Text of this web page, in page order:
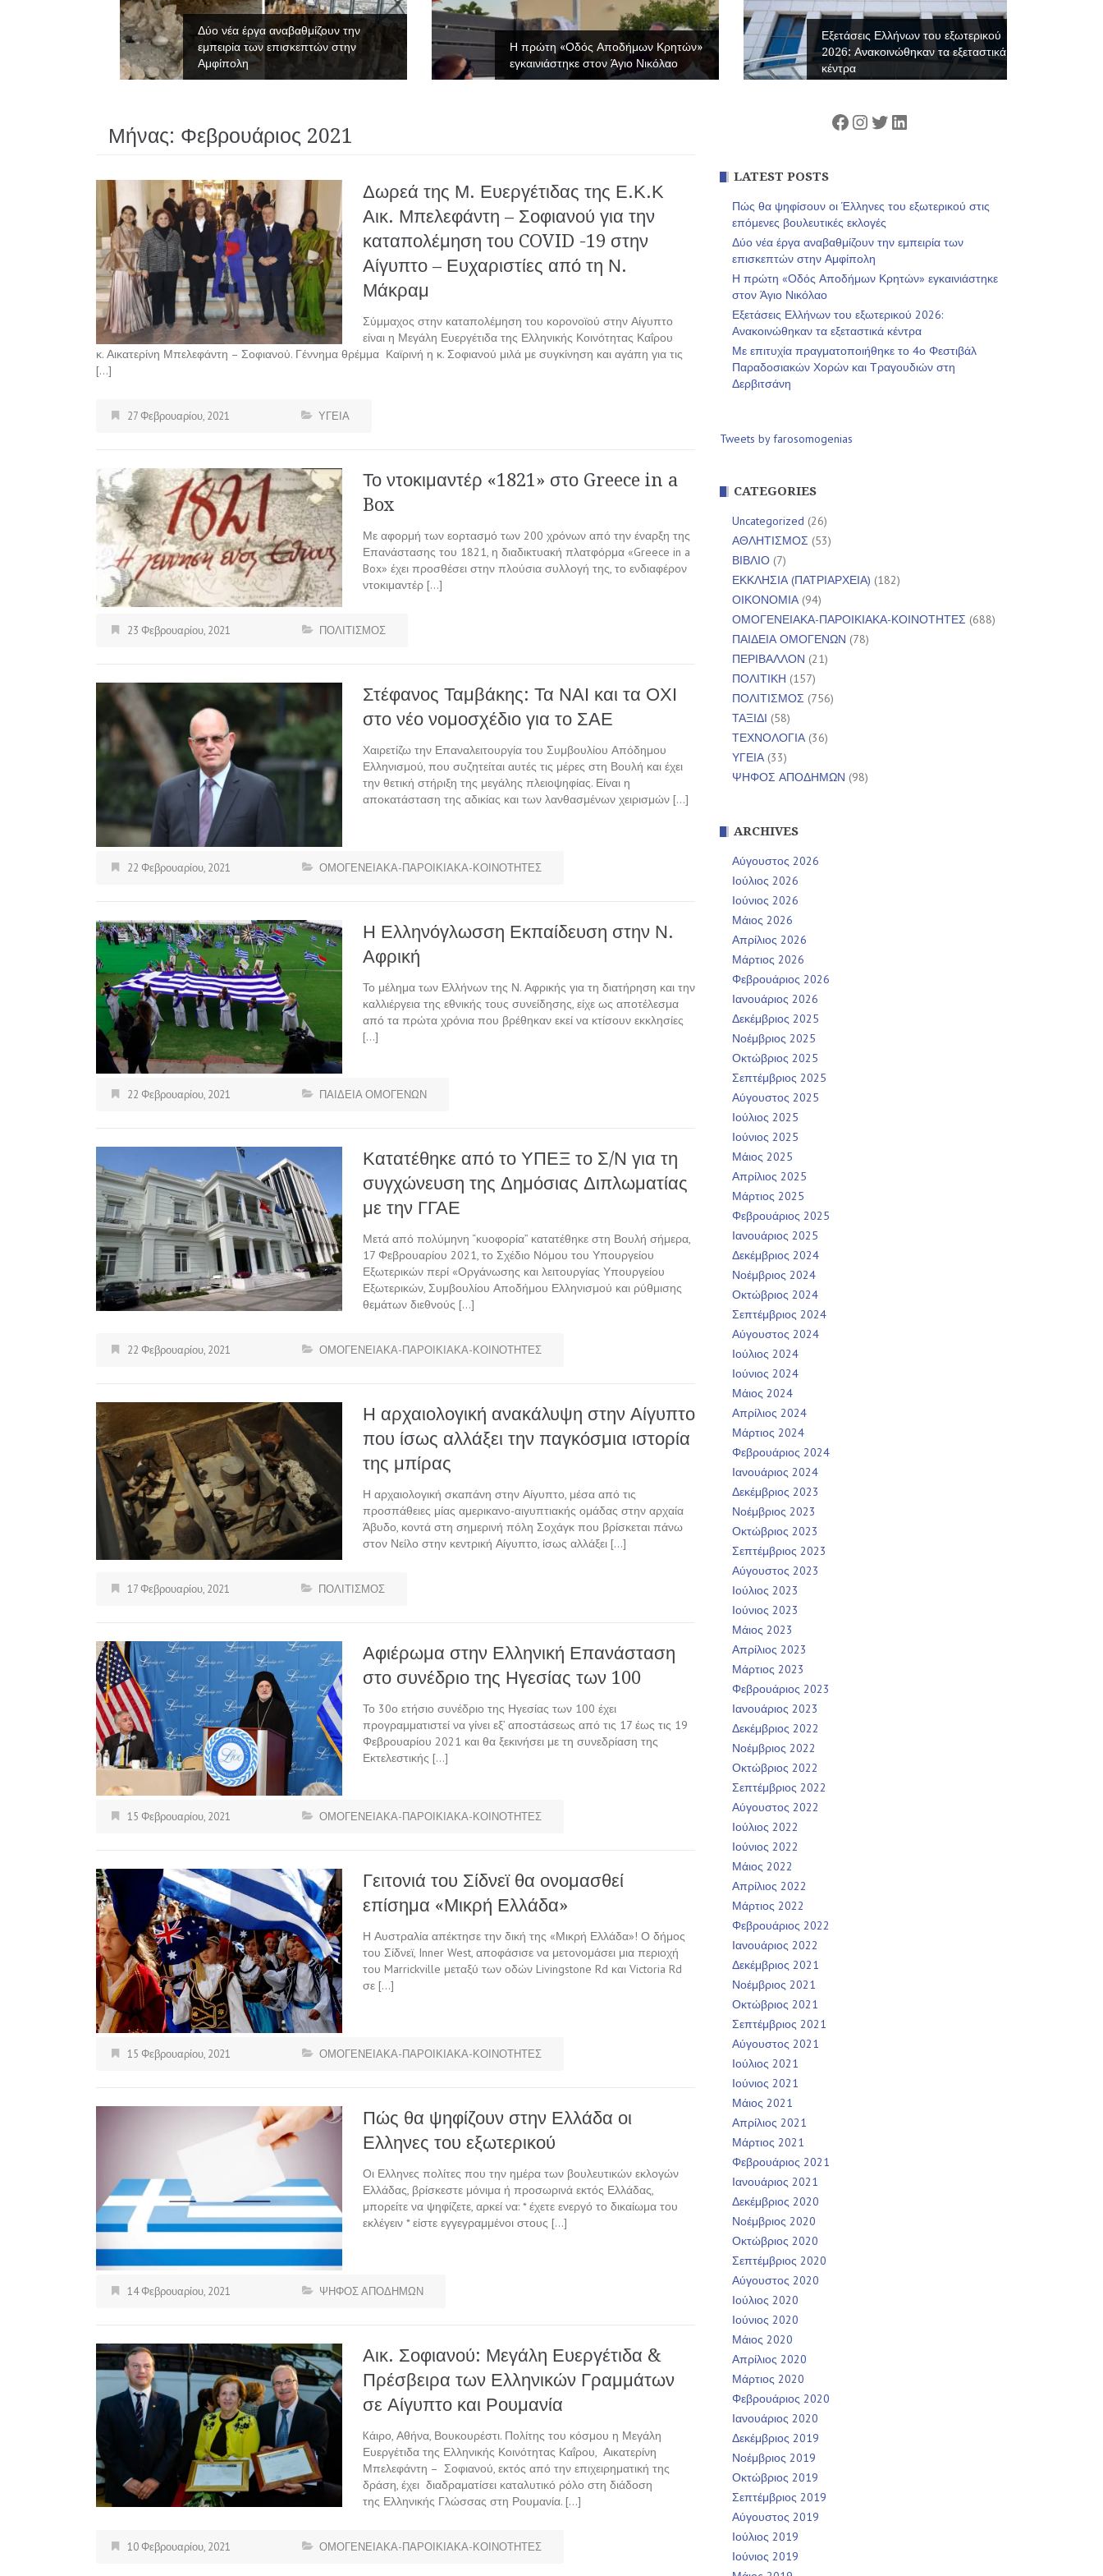
Δύο νέα έργα αναβαθμίζουν την
εμπειρία των επισκεπτών στην
Αμφίπολη
Η πρώτη «Οδός Αποδήμων Κρητών»
εγκαινιάστηκε στον Άγιο Νικόλαο
Εξετάσεις Ελλήνων του εξωτερικού
2026: Ανακοινώθηκαν τα εξεταστικά
κέντρα
Μήνας: Φεβρουάριος 2021
Δωρεά της Μ. Ευεργέτιδας της Ε.Κ.Κ
Αικ. Μπελεφάντη – Σοφιανού για την
καταπολέμηση του COVID -19 στην
Αίγυπτο – Ευχαριστίες από τη Ν.
Μάκραμ
Σύμμαχος στην καταπολέμηση του κορονοϊού στην Αίγυπτο
είναι η Μεγάλη Ευεργέτιδα της Ελληνικής Κοινότητας Καΐρου
κ. Αικατερίνη Μπελεφάντη – Σοφιανού. Γέννημα θρέμμα Καϊρινή η κ. Σοφιανού μιλά με συγκίνηση και αγάπη για τις
[…]
27 Φεβρουαρίου, 2021 ΥΓΕΙΑ
Το ντοκιμαντέρ «1821» στο Greece in a
Box
Με αφορμή των εορτασμό των 200 χρόνων από την έναρξη της
Επανάστασης του 1821, η διαδικτυακή πλατφόρμα «Greece in a
Box» έχει προσθέσει στην πλούσια συλλογή της, το ενδιαφέρον
ντοκιμαντέρ […]
23 Φεβρουαρίου, 2021 ΠΟΛΙΤΙΣΜΟΣ
Στέφανος Ταμβάκης: Τα ΝΑΙ και τα ΟΧΙ
στο νέο νομοσχέδιο για το ΣΑΕ
Χαιρετίζω την Επαναλειτουργία του Συμβουλίου Απόδημου
Ελληνισμού, που συζητείται αυτές τις μέρες στη Βουλή και έχει
την θετική στήριξη της μεγάλης πλειοψηφίας. Είναι η
αποκατάσταση της αδικίας και των λανθασμένων χειρισμών […]
22 Φεβρουαρίου, 2021 ΟΜΟΓΕΝΕΙΑΚΑ-ΠΑΡΟΙΚΙΑΚΑ-ΚΟΙΝΟΤΗΤΕΣ
Η Ελληνόγλωσση Εκπαίδευση στην Ν.
Αφρική
Το μέλημα των Ελλήνων της Ν. Αφρικής για τη διατήρηση και την
καλλιέργεια της εθνικής τους συνείδησης, είχε ως αποτέλεσμα
από τα πρώτα χρόνια που βρέθηκαν εκεί να κτίσουν εκκλησίες
[…]
22 Φεβρουαρίου, 2021 ΠΑΙΔΕΙΑ ΟΜΟΓΕΝΩΝ
Κατατέθηκε από το ΥΠΕΞ το Σ/Ν για τη
συγχώνευση της Δημόσιας Διπλωματίας
με την ΓΓΑΕ
Μετά από πολύμηνη “κυοφορία” κατατέθηκε στη Βουλή σήμερα,
17 Φεβρουαρίου 2021, το Σχέδιο Νόμου του Υπουργείου
Εξωτερικών περί «Οργάνωσης και λειτουργίας Υπουργείου
Εξωτερικών, Συμβουλίου Αποδήμου Ελληνισμού και ρύθμισης
θεμάτων διεθνούς […]
22 Φεβρουαρίου, 2021 ΟΜΟΓΕΝΕΙΑΚΑ-ΠΑΡΟΙΚΙΑΚΑ-ΚΟΙΝΟΤΗΤΕΣ
Η αρχαιολογική ανακάλυψη στην Αίγυπτο
που ίσως αλλάξει την παγκόσμια ιστορία
της μπίρας
Η αρχαιολογική σκαπάνη στην Αίγυπτο, μέσα από τις
προσπάθειες μίας αμερικανο-αιγυπτιακής ομάδας στην αρχαία
Άβυδο, κοντά στη σημερινή πόλη Σοχάγκ που βρίσκεται πάνω
στον Νείλο στην κεντρική Αίγυπτο, ίσως αλλάξει […]
17 Φεβρουαρίου, 2021 ΠΟΛΙΤΙΣΜΟΣ
Αφιέρωμα στην Ελληνική Επανάσταση
στο συνέδριο της Ηγεσίας των 100
Το 30ο ετήσιο συνέδριο της Ηγεσίας των 100 έχει
προγραμματιστεί να γίνει εξ’ αποστάσεως από τις 17 έως τις 19
Φεβρουαρίου 2021 και θα ξεκινήσει με τη συνεδρίαση της
Εκτελεστικής […]
15 Φεβρουαρίου, 2021 ΟΜΟΓΕΝΕΙΑΚΑ-ΠΑΡΟΙΚΙΑΚΑ-ΚΟΙΝΟΤΗΤΕΣ
Γειτονιά του Σίδνεϊ θα ονομασθεί
επίσημα «Μικρή Ελλάδα»
Η Αυστραλία απέκτησε την δική της «Μικρή Ελλάδα»! Ο δήμος
του Σίδνεϊ, Inner West, αποφάσισε να μετονομάσει μια περιοχή
του Marrickville μεταξύ των οδών Livingstone Rd και Victoria Rd
σε […]
15 Φεβρουαρίου, 2021 ΟΜΟΓΕΝΕΙΑΚΑ-ΠΑΡΟΙΚΙΑΚΑ-ΚΟΙΝΟΤΗΤΕΣ
Πώς θα ψηφίζουν στην Ελλάδα οι
Ελληνες του εξωτερικού
Οι Ελληνες πολίτες που την ημέρα των βουλευτικών εκλογών
Ελλάδας, βρίσκεστε μόνιμα ή προσωρινά εκτός Ελλάδας,
μπορείτε να ψηφίζετε, αρκεί να: * έχετε ενεργό το δικαίωμα του
εκλέγειν * είστε εγγεγραμμένοι στους […]
14 Φεβρουαρίου, 2021 ΨΗΦΟΣ ΑΠΟΔΗΜΩΝ
Αικ. Σοφιανού: Μεγάλη Ευεργέτιδα &
Πρέσβειρα των Ελληνικών Γραμμάτων
σε Αίγυπτο και Ρουμανία
Kάιρο, Αθήνα, Βουκουρέστι. Πολίτης του κόσμου η Μεγάλη
Ευεργέτιδα της Ελληνικής Κοινότητας Καΐρου, Αικατερίνη
Μπελεφάντη – Σοφιανού, εκτός από την επιχειρηματική της
δράση, έχει διαδραματίσει καταλυτικό ρόλο στη διάδοση
της Ελληνικής Γλώσσας στη Ρουμανία. […]
10 Φεβρουαρίου, 2021 ΟΜΟΓΕΝΕΙΑΚΑ-ΠΑΡΟΙΚΙΑΚΑ-ΚΟΙΝΟΤΗΤΕΣ
Facebook
Instagram
Twitter
Linkedin
LATEST POSTS
Πώς θα ψηφίσουν οι Έλληνες του εξωτερικού στις
επόμενες βουλευτικές εκλογές
Δύο νέα έργα αναβαθμίζουν την εμπειρία των
επισκεπτών στην Αμφίπολη
Η πρώτη «Οδός Αποδήμων Κρητών» εγκαινιάστηκε
στον Άγιο Νικόλαο
Εξετάσεις Ελλήνων του εξωτερικού 2026:
Ανακοινώθηκαν τα εξεταστικά κέντρα
Με επιτυχία πραγματοποιήθηκε το 4ο Φεστιβάλ
Παραδοσιακών Χορών και Τραγουδιών στη
Δερβιτσάνη
Tweets by farosomogenias
CATEGORIES
Uncategorized (26)
ΑΘΛΗΤΙΣΜΟΣ (53)
ΒΙΒΛΙΟ (7)
ΕΚΚΛΗΣΙΑ (ΠΑΤΡΙΑΡΧΕΙΑ) (182)
ΟΙΚΟΝΟΜΙΑ(94)
ΟΜΟΓΕΝΕΙΑΚΑ-ΠΑΡΟΙΚΙΑΚΑ-ΚΟΙΝΟΤΗΤΕΣ (688)
ΠΑΙΔΕΙΑ ΟΜΟΓΕΝΩΝ (78)
ΠΕΡΙΒΑΛΛΟΝ (21)
ΠΟΛΙΤΙΚΗ (157)
ΠΟΛΙΤΙΣΜΟΣ (756)
ΤΑΞΙΔΙ (58)
ΤΕΧΝΟΛΟΓΙΑ(36)
ΥΓΕΙΑ(33)
ΨΗΦΟΣ ΑΠΟΔΗΜΩΝ (98)
ARCHIVES
Αύγουστος 2026
Ιούλιος 2026
Ιούνιος 2026
Μάιος 2026
Απρίλιος 2026
Μάρτιος 2026
Φεβρουάριος 2026
Ιανουάριος 2026
Δεκέμβριος 2025
Νοέμβριος 2025
Οκτώβριος 2025
Σεπτέμβριος 2025
Αύγουστος 2025
Ιούλιος 2025
Ιούνιος 2025
Μάιος 2025
Απρίλιος 2025
Μάρτιος 2025
Φεβρουάριος 2025
Ιανουάριος 2025
Δεκέμβριος 2024
Νοέμβριος 2024
Οκτώβριος 2024
Σεπτέμβριος 2024
Αύγουστος 2024
Ιούλιος 2024
Ιούνιος 2024
Μάιος 2024
Απρίλιος 2024
Μάρτιος 2024
Φεβρουάριος 2024
Ιανουάριος 2024
Δεκέμβριος 2023
Νοέμβριος 2023
Οκτώβριος 2023
Σεπτέμβριος 2023
Αύγουστος 2023
Ιούλιος 2023
Ιούνιος 2023
Μάιος 2023
Απρίλιος 2023
Μάρτιος 2023
Φεβρουάριος 2023
Ιανουάριος 2023
Δεκέμβριος 2022
Νοέμβριος 2022
Οκτώβριος 2022
Σεπτέμβριος 2022
Αύγουστος 2022
Ιούλιος 2022
Ιούνιος 2022
Μάιος 2022
Απρίλιος 2022
Μάρτιος 2022
Φεβρουάριος 2022
Ιανουάριος 2022
Δεκέμβριος 2021
Νοέμβριος 2021
Οκτώβριος 2021
Σεπτέμβριος 2021
Αύγουστος 2021
Ιούλιος 2021
Ιούνιος 2021
Μάιος 2021
Απρίλιος 2021
Μάρτιος 2021
Φεβρουάριος 2021
Ιανουάριος 2021
Δεκέμβριος 2020
Νοέμβριος 2020
Οκτώβριος 2020
Σεπτέμβριος 2020
Αύγουστος 2020
Ιούλιος 2020
Ιούνιος 2020
Μάιος 2020
Απρίλιος 2020
Μάρτιος 2020
Φεβρουάριος 2020
Ιανουάριος 2020
Δεκέμβριος 2019
Νοέμβριος 2019
Οκτώβριος 2019
Σεπτέμβριος 2019
Αύγουστος 2019
Ιούλιος 2019
Ιούνιος 2019